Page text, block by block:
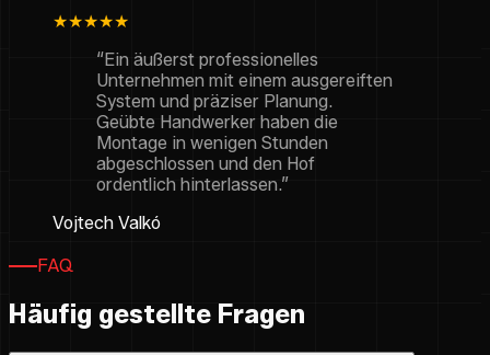
★★★★★
“Ein äußerst professionelles
Unternehmen mit einem ausgereiften
System und präziser Planung.
Geübte Handwerker haben die
Montage in wenigen Stunden
abgeschlossen und den Hof
ordentlich hinterlassen.”
Vojtech Valkó
FAQ
Häufig gestellte Fragen